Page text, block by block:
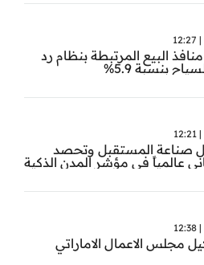
البيع المرتبطة بنظام رد
بنسبة 5.9%
صناعة المستقبل وتحصد
عالمياً في مؤشر المدن الذكية
مجلس الاعمال الاماراتي